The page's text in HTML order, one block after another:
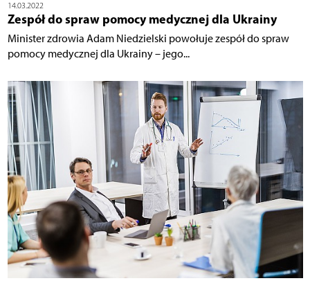
14.03.2022
Zespół do spraw pomocy medycznej dla Ukrainy
Minister zdrowia Adam Niedzielski powołuje zespół do spraw
pomocy medycznej dla Ukrainy – jego...